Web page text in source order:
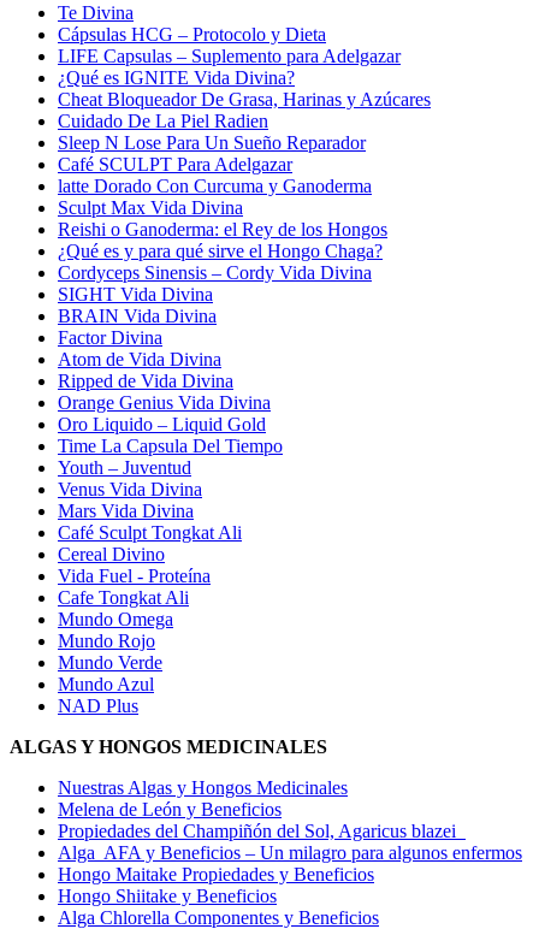
Te Divina
Cápsulas HCG – Protocolo y Dieta
LIFE Capsulas – Suplemento para Adelgazar
¿Qué es IGNITE Vida Divina?
Cheat Bloqueador De Grasa, Harinas y Azúcares
Cuidado De La Piel Radien
Sleep N Lose Para Un Sueño Reparador
Café SCULPT Para Adelgazar
latte Dorado Con Curcuma y Ganoderma
Sculpt Max Vida Divina
Reishi o Ganoderma: el Rey de los Hongos
¿Qué es y para qué sirve el Hongo Chaga?
Cordyceps Sinensis – Cordy Vida Divina
SIGHT Vida Divina
BRAIN Vida Divina
Factor Divina
Atom de Vida Divina
Ripped de Vida Divina
Orange Genius Vida Divina
Oro Liquido – Liquid Gold
Time La Capsula Del Tiempo
Youth – Juventud
Venus Vida Divina
Mars Vida Divina
Café Sculpt Tongkat Ali
Cereal Divino
Vida Fuel - Proteína
Cafe Tongkat Ali
Mundo Omega
Mundo Rojo
Mundo Verde
Mundo Azul
NAD Plus
ALGAS Y HONGOS MEDICINALES
Nuestras Algas y Hongos Medicinales
Melena de León y Beneficios
Propiedades del Champiñón del Sol, Agaricus blazei
Alga AFA y Beneficios – Un milagro para algunos enfermos
Hongo Maitake Propiedades y Beneficios
Hongo Shiitake y Beneficios
Alga Chlorella Componentes y Beneficios